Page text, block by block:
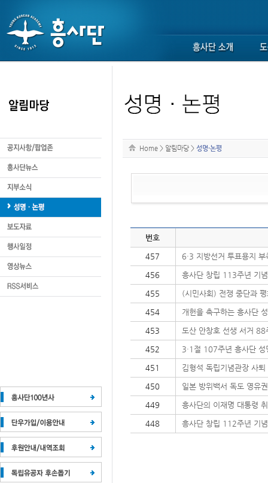
Home > 알림마당 > 성명·논평
번호
457 6·3 지방선거 투표용지
456 흥사단 창립 113주년 기
455 (시민사회) 전쟁 중단과
454 개헌을 촉구하는 흥사단
453 도산 안창호 선생 서거 88
452 3·1절 107주년 흥사단 성
451 김형석 독립기념관장 사
450 일본 방위백서 독도 영유
449 흥사단의 이재명 대통령
448 흥사단 창립 112주년 기